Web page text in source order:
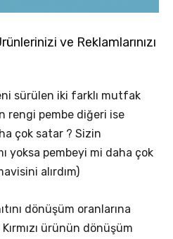
ve Reklamlarınızı
sürülen iki farklı mutfak
rengi pembe diğeri ise
çok satar ? Sizin
yoksa pembeyi mi daha çok
alırdım)
dönüşüm oranlarına
ürünün dönüşüm